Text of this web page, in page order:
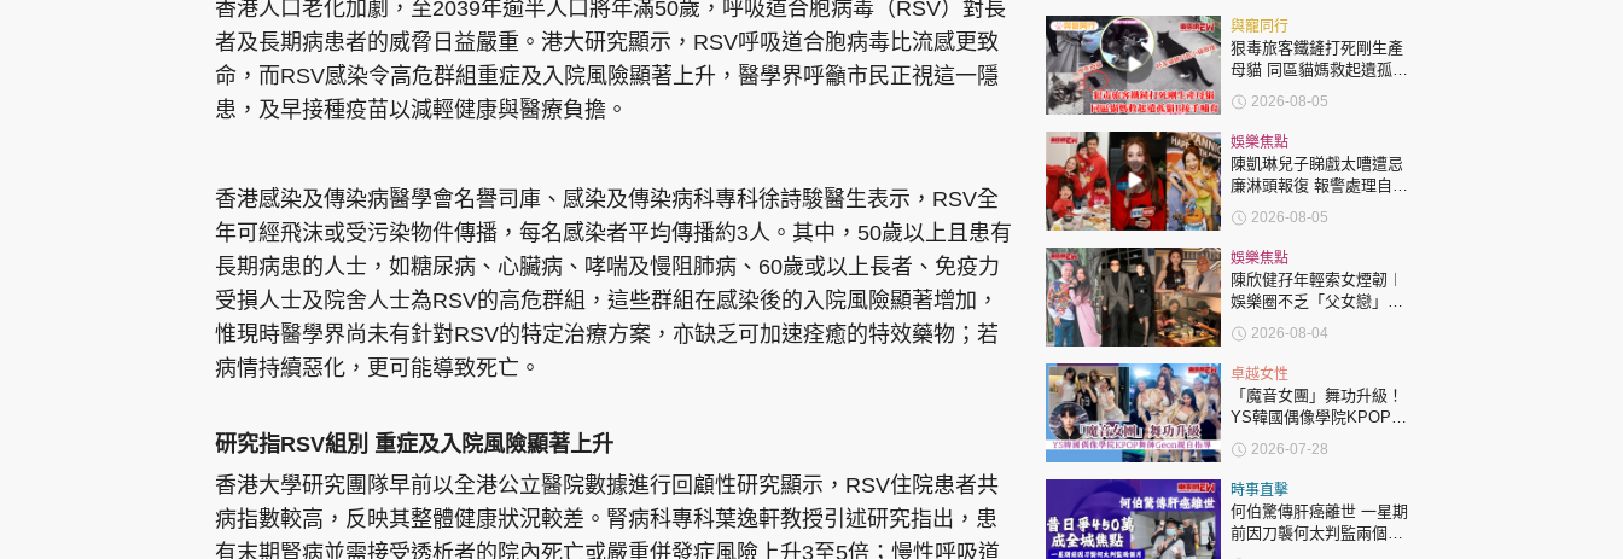
Oh!爸媽 JobMarket 頭條搵工 EDUPLUS
Copyright © 東周網 版權所有 . 不得轉載 ©Eastweek.com.hk. All rights reserved.
香港人口老化加劇，至2039年逾半人口將年滿50歲，呼吸道合胞病毒（RSV）對長
者及長期病患者的威脅日益嚴重。港大研究顯示，RSV呼吸道合胞病毒比流感更致
命，而RSV感染令高危群組重症及入院風險顯著上升，醫學界呼籲市民正視這一隱
患，及早接種疫苗以減輕健康與醫療負擔。
香港感染及傳染病醫學會名譽司庫、感染及傳染病科專科徐詩駿醫生表示，RSV全
年可經飛沫或受污染物件傳播，每名感染者平均傳播約3人。其中，50歲以上且患有
長期病患的人士，如糖尿病、心臟病、哮喘及慢阻肺病、60歲或以上長者、免疫力
受損人士及院舍人士為RSV的高危群組，這些群組在感染後的入院風險顯著增加，
惟現時醫學界尚未有針對RSV的特定治療方案，亦缺乏可加速痊癒的特效藥物；若
病情持續惡化，更可能導致死亡。
研究指RSV組別 重症及入院風險顯著上升
香港大學研究團隊早前以全港公立醫院數據進行回顧性研究顯示，RSV住院患者共
病指數較高，反映其整體健康狀況較差。腎病科專科葉逸軒教授引述研究指出，患
有末期腎病並需接受透析者的院內死亡或嚴重併發症風險上升3至5倍；慢性呼吸道
與寵同行
狠毒旅客鐵鏟打死剛生產
母貓 同區貓媽救起遺孤貓
B接手哺育
2026-08-05
娛樂焦點
陳凱琳兒子睇戲太嘈遭忌
廉淋頭報復 報警處理自責
護子不力 歐錦棠陳倩揚齊
表態「媽媽有責任」
2026-08-05
娛樂焦點
陳欣健孖年輕索女煙韌︱
娛樂圈不乏「父女戀」
「爺孫戀」 年齡差距最大
達51歲 最受矚目有李龍
基謝賢
2026-08-04
卓越女性
「魔音女團」舞功升級！
YS韓國偶像學院KPOP舞
師Geon親自指導
2026-07-28
時事直擊
何伯驚傳肝癌離世 一星期
前因刀襲何太判監兩個月
昔日爭450萬成全城焦點